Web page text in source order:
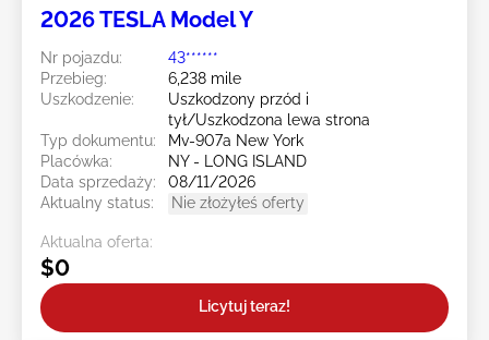
2026 TESLA Model Y
Nr pojazdu:
43******
Przebieg:
6,238 mile
Uszkodzenie:
Uszkodzony przód i
tył/Uszkodzona lewa strona
Typ dokumentu:
Mv-907a New York
Placówka:
NY - LONG ISLAND
Data sprzedaży:
08/11/2026
Aktualny status:
Nie złożyłeś oferty
Aktualna oferta:
$0
Licytuj teraz!